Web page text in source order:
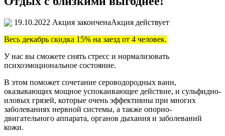
19.10.2022 Акция законченаАкция действует
Весь декабрь скидка 15% на заезд от 4 человек.
У нас вы сможете снять стресс и нормализовать
психоэмоциональное состояние.
В этом поможет сочетание сероводородных ванн,
оказывающих мощное успокаивающее действие, и сульфидно-
иловых грязей, которые очень эффективны при многих
заболеваниях нервной системы, а также опорно-
двигательного аппарата, органов дыхания и заболеваний
кожи.